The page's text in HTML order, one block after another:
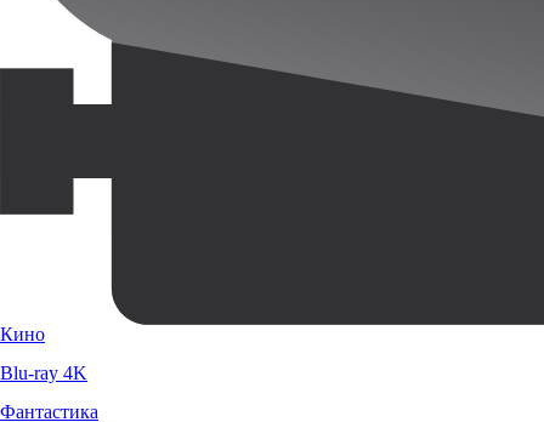
Кино
Blu-ray 4K
Фантастика